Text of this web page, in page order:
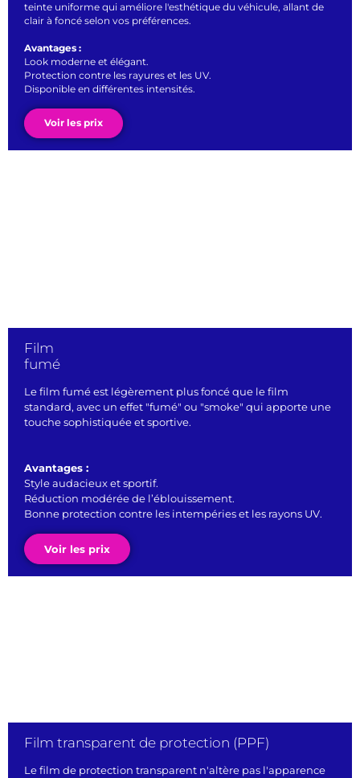
teinte uniforme qui améliore l'esthétique du véhicule, allant de
clair à foncé selon vos préférences.
Avantages :
Look moderne et élégant.
Protection contre les rayures et les UV.
Disponible en différentes intensités.
Voir les prix
Film
fumé
Le film fumé est légèrement plus foncé que le film
standard, avec un effet "fumé" ou "smoke" qui apporte une
touche sophistiquée et sportive.
Avantages :
Style audacieux et sportif.
Réduction modérée de l’éblouissement.
Bonne protection contre les intempéries et les rayons UV.
Voir les prix
Film transparent de protection (PPF)
Le film de protection transparent n'altère pas l'apparence